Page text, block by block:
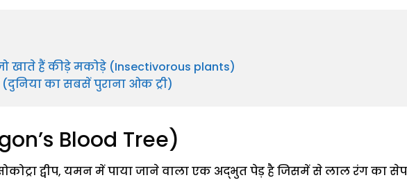
खाते हैं कीड़े मकोड़े (Insectivorous plants)
का सबसें पुराना ओक ट्री)
Blood Tree)
द्वीप, यमन में पाया जाने वाला एक अद्भुत पेड़ है जिसमें से लाल रंग का